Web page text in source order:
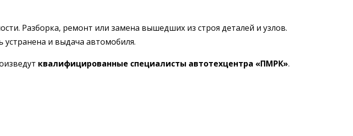
Разборка, ремонт или замена вышедших из строя деталей и узлов.
устранена и выдача автомобиля.
квалифицированные специалисты автотехцентра «ПМРК».